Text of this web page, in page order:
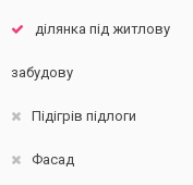
ділянка під житлову
забудову
Підігрів підлоги
Фасад